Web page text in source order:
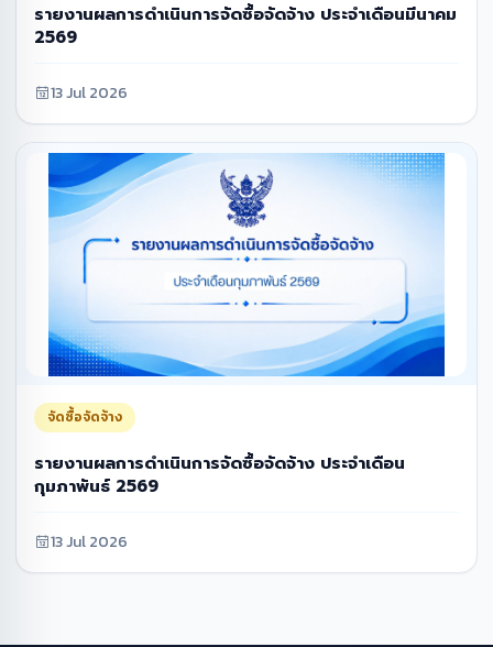
รายงานผลการดำเนินการจัดซื้อจัดจ้าง ประจำเดือนมีนาคม
2569
13 Jul 2026
จัดซื้อจัดจ้าง
รายงานผลการดำเนินการจัดซื้อจัดจ้าง ประจำเดือน
กุมภาพันธ์ 2569
13 Jul 2026